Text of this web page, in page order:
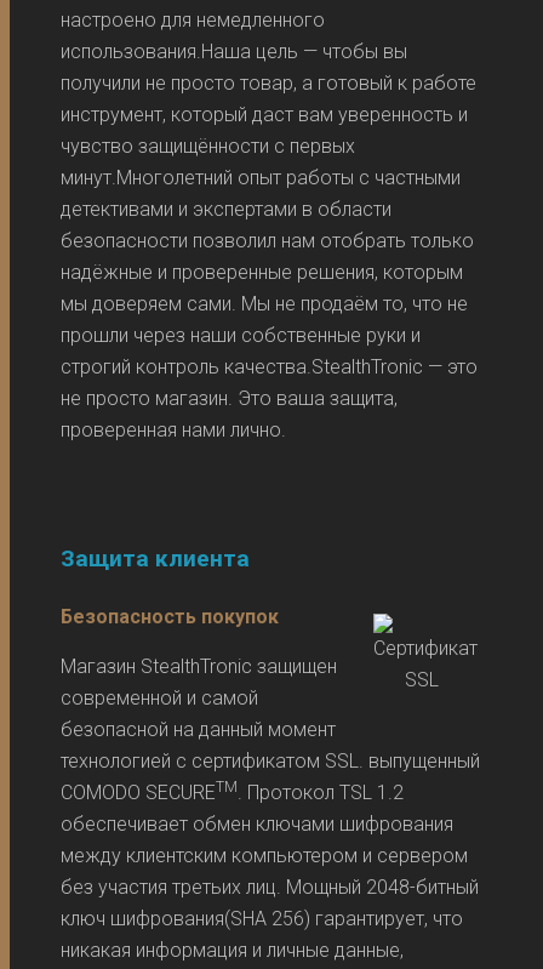
настроено для немедленного
использования.Наша цель — чтобы вы
получили не просто товар, а готовый к работе
инструмент, который даст вам уверенность и
чувство защищённости с первых
минут.Многолетний опыт работы с частными
детективами и экспертами в области
безопасности позволил нам отобрать только
надёжные и проверенные решения, которым
мы доверяем сами. Мы не продаём то, что не
прошли через наши собственные руки и
строгий контроль качества.StealthTronic — это
не просто магазин. Это ваша защита,
проверенная нами лично.
Защита клиента
Безопасность покупок
Магазин StealthTronic защищен
современной и самой
безопасной на данный момент
технологией с сертификатом SSL. выпущенный
COMODO SECURETM. Протокол TSL 1.2
обеспечивает обмен ключами шифрования
между клиентским компьютером и сервером
без участия третьих лиц. Мощный 2048-битный
ключ шифрования(SHA 256) гарантирует, что
никакая информация и личные данные,